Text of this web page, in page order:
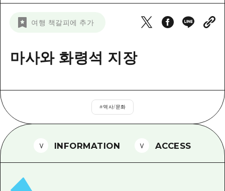
기준
치유
미야지마(宮島) 주변
빠른 여행
반나절
1박 2일
2박 3일
야마구치(山口)현 동부
시마네(島根)현
히로시마 OMOTENASHI 패스
외국인 여행자용 거리 관광안내소
뉴스
여행 책갈피에 추가
마사와 화령석 지장
#역사/문화
INFORMATION ACCESS